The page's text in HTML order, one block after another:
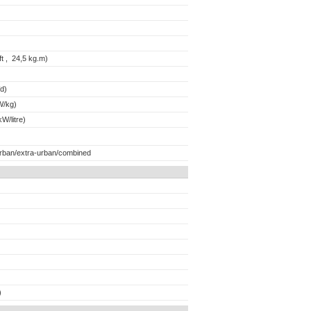
, 24,5 kg.m)
kg)
litre)
extra-urban/combined